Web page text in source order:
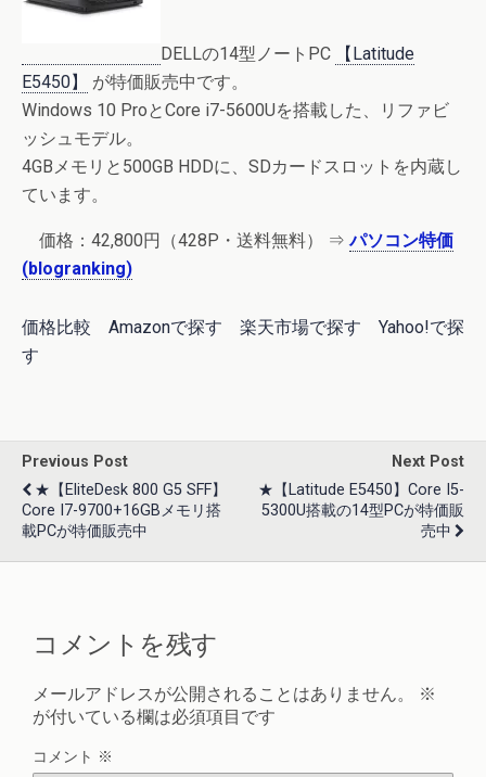
DELLの14型ノートPC
【Latitude
E5450】
が特価販売中です。
Windows 10 ProとCore i7-5600Uを搭載した、リファビ
ッシュモデル。
4GBメモリと500GB HDDに、SDカードスロットを内蔵し
ています。
価格： 42,800円 （428P・送料無料） ⇒パソコン特価
(blogranking)
価格比較 Amazonで探す 楽天市場で探す
Yahoo!で探
す
Previous Post
★【EliteDesk 800 G5 SFF】
Core I7-9700+16GBメモリ搭
載PCが特価販売中
Next Post
★【Latitude E5450】Core I5-
5300U搭載の14型PCが特価販
売中
コメントを残す
メールアドレスが公開されることはありません。
※
が付いている欄は必須項目です
コメント ※